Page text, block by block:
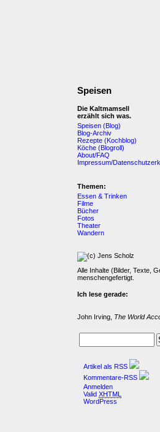
Speisen
Die Kaltmamsell
erzählt sich was.
Speisen (Blog)
Blog-Archiv
Rezepte (Kochblog)
Köche (Blogroll)
About/FAQ
Impressum/
Themen:
Essen & Trinken
Filme
Bücher
Fotos
Theater
Wandern
Alle Inhalte (Bilder, Texte,
menschengefertigt.
Ich lese gerade:
John Irving, The World
Artikel als RSS
Kommentare-RSS
Anmelden
Valid XHTML
WordPress